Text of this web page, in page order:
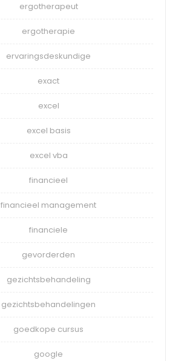
ergotherapeut
ergotherapie
ervaringsdeskundige
exact
excel
excel basis
excel vba
financieel
financieel management
financiele
gevorderden
gezichtsbehandeling
gezichtsbehandelingen
goedkope cursus
google